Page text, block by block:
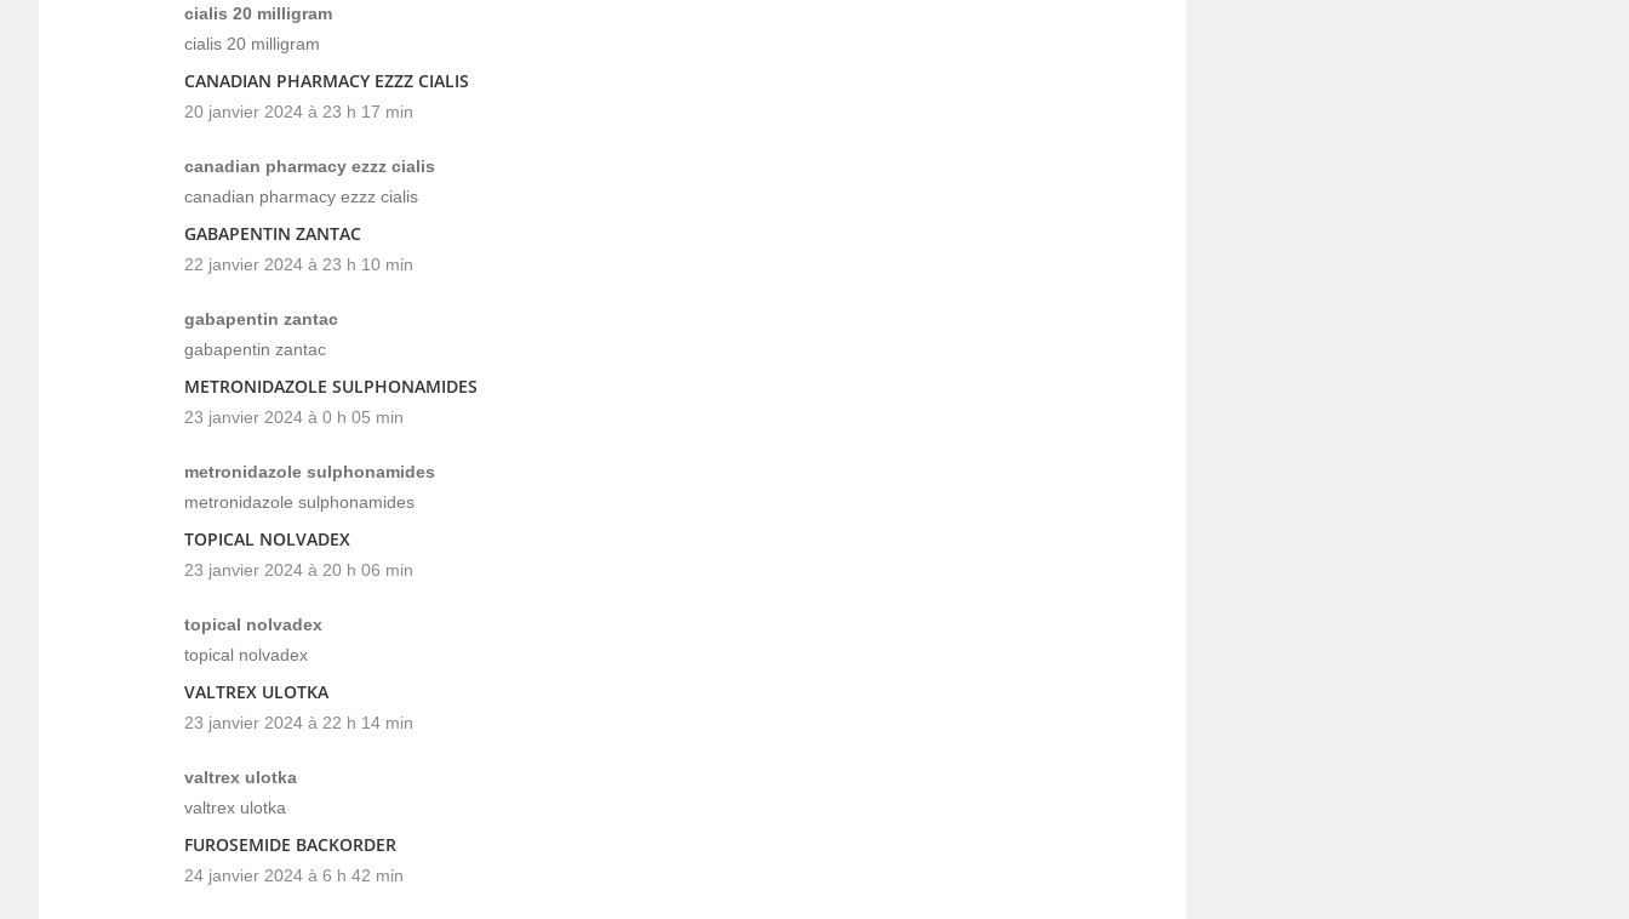
cialis 20 milligram
cialis 20 milligram
CANADIAN PHARMACY EZZZ CIALIS
20 janvier 2024 à 23 h 17 min
canadian pharmacy ezzz cialis
canadian pharmacy ezzz cialis
GABAPENTIN ZANTAC
22 janvier 2024 à 23 h 10 min
gabapentin zantac
gabapentin zantac
METRONIDAZOLE SULPHONAMIDES
23 janvier 2024 à 0 h 05 min
metronidazole sulphonamides
metronidazole sulphonamides
TOPICAL NOLVADEX
23 janvier 2024 à 20 h 06 min
topical nolvadex
topical nolvadex
VALTREX ULOTKA
23 janvier 2024 à 22 h 14 min
valtrex ulotka
valtrex ulotka
FUROSEMIDE BACKORDER
24 janvier 2024 à 6 h 42 min